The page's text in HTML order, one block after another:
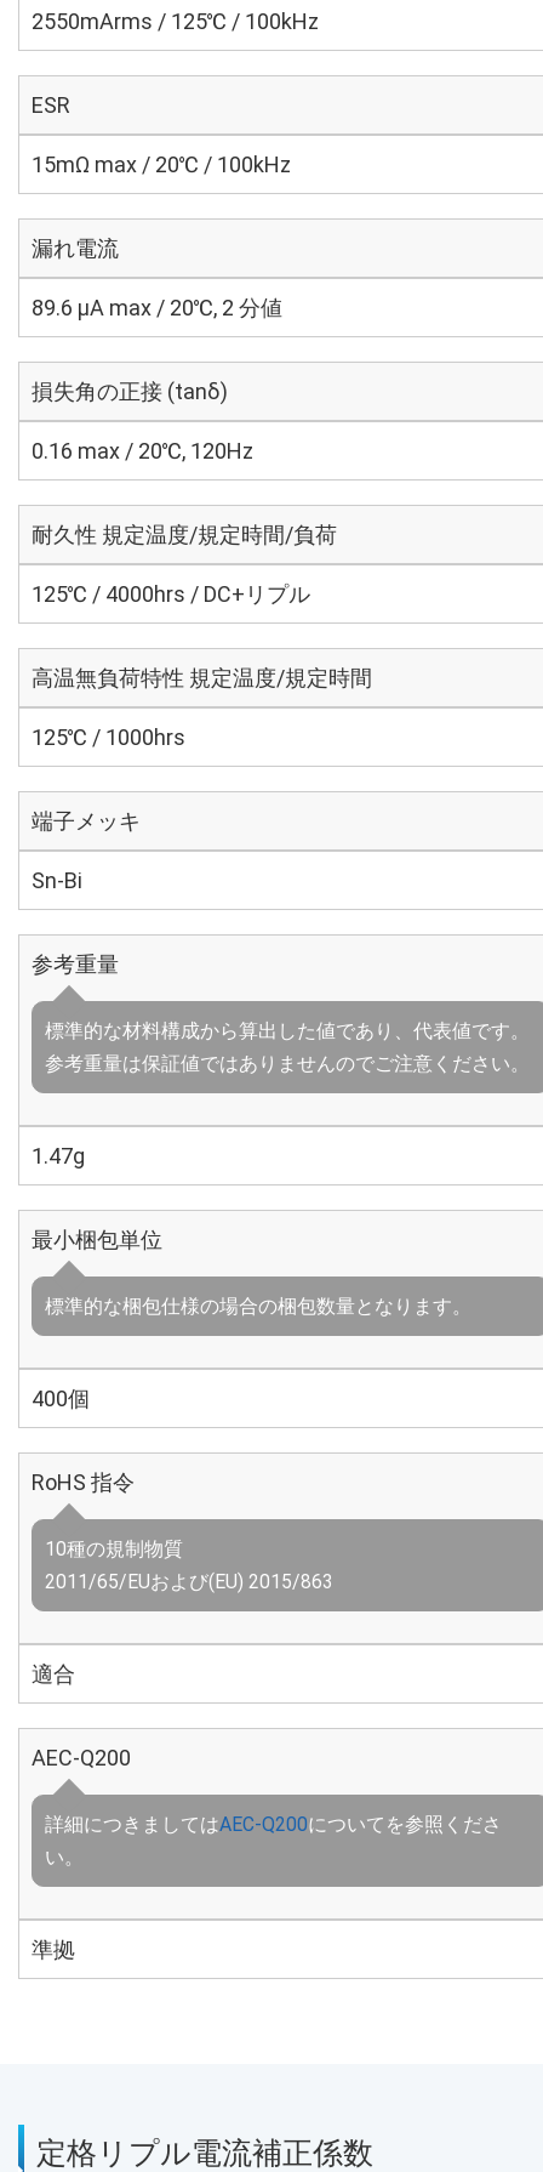
2550mArms / 125℃ / 100kHz
ESR
15mΩ max / 20℃ / 100kHz
漏れ電流
89.6 μA max / 20℃, 2 分値
損失角の正接 (tanδ)
0.16 max / 20℃, 120Hz
耐久性 規定温度/規定時間/負荷
125℃ / 4000hrs / DC+リプル
高温無負荷特性 規定温度/規定時間
125℃ / 1000hrs
端子メッキ
Sn-Bi
参考重量
標準的な材料構成から算出した値であり、代表値です。
参考重量は保証値ではありませんのでご注意ください。
1.47g
最小梱包単位
標準的な梱包仕様の場合の梱包数量となります。
400個
RoHS 指令
10種の規制物質
2011/65/EUおよび(EU) 2015/863
適合
AEC-Q200
詳細につきましてはAEC-Q200についてを参照くださ
い。
準拠
定格リプル電流補正係数